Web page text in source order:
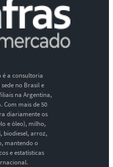
é a consultoria
no Brasil e
na Argentina,
Com mais de 50
diariamente os
e óleo), milho,
biodiesel, arroz,
mantendo o
e estatísticas